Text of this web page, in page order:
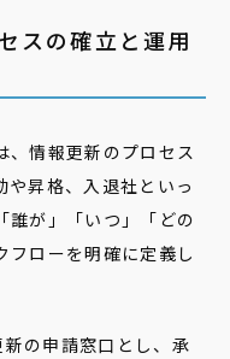
スの確立と運用
、情報更新のプロセス
昇格、入退社といっ
誰が」「いつ」「どの
フローを明確に定義し
の申請窓口とし、承